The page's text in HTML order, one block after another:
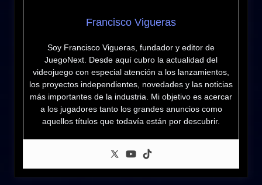
Francisco Vigueras
Soy Francisco Vigueras, fundador y editor de
JuegoNext. Desde aquí cubro la actualidad del
videojuego con especial atención a los lanzamientos,
los proyectos independientes, novedades y las noticias
más importantes de la industria. Mi objetivo es acercar
a los jugadores tanto los grandes anuncios como
aquellos títulos que todavía están por descubrir.